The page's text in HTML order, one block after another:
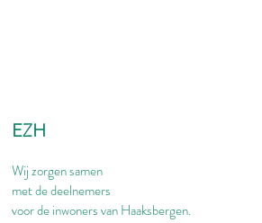
EZH
Wij zorgen samen
met de deelnemers
voor de inwoners van Haaksbergen.